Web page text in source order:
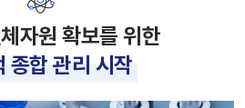
자원 확보를 위한
종합 관리 시작